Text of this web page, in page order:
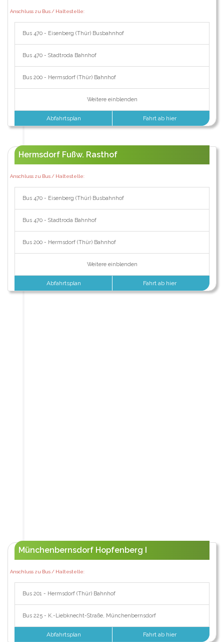
Anschluss zu Bus / Haltestelle:
Bus 470 - Eisenberg (Thür) Busbahnhof
Bus 470 - Stadtroda Bahnhof
Bus 200 - Hermsdorf (Thür) Bahnhof
Weitere einblenden
Abfahrtsplan Fahrt ab hier
Hermsdorf Fußw. Rasthof
Anschluss zu Bus / Haltestelle:
Bus 470 - Eisenberg (Thür) Busbahnhof
Bus 470 - Stadtroda Bahnhof
Bus 200 - Hermsdorf (Thür) Bahnhof
Weitere einblenden
Abfahrtsplan Fahrt ab hier
Münchenbernsdorf Hopfenberg I
Anschluss zu Bus / Haltestelle:
Bus 201 - Hermsdorf (Thür) Bahnhof
Bus 225 - K.-Liebknecht-Straße, Münchenbernsdorf
Abfahrtsplan Fahrt ab hier